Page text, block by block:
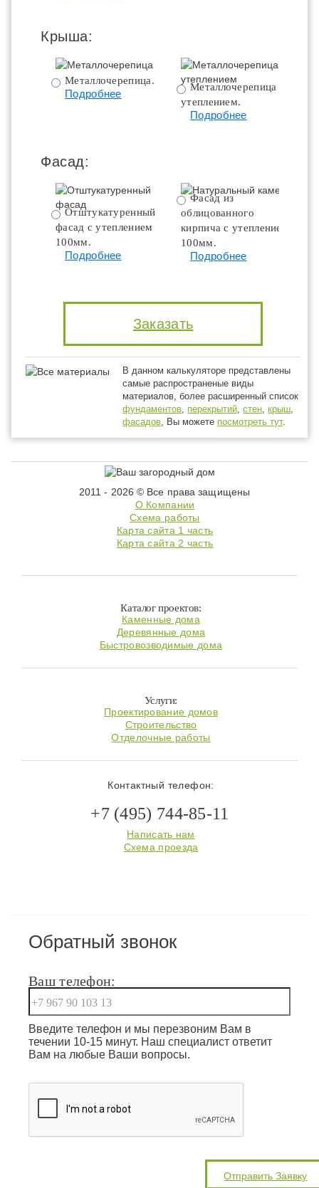
Крыша:
Металлочерепица.
Подробнее
Металлочерепица с
утеплением.
Подробнее
Фасад:
Отштукатуренный
фасад с утеплением
100мм.
Подробнее
Фасад из
облицованного
кирпича с утеплением
100мм.
Подробнее
Заказать
В данном калькуляторе представлены
самые распространеные виды
материалов, более расширенный список
фундаментов, перекрытий,стен,крыш,
фасадов, Вы можете посмотреть тут.
2011 - 2026 © Все права защищены
О Компании
Схема работы
Карта сайта 1 часть
Карта сайта 2 часть
Каталог проектов:
Каменные дома
Деревянные дома
Быстровозводимые дома
Услуги:
Проектирование домов
Строительство
Отделочные работы
Контактный телефон:
+7 (495) 744-85-11
Написать нам
Схема проезда
Обратный звонок
Ваш телефон:
Введите телефон и мы перезвоним Вам в
течении 10-15 минут. Наш специалист ответит
Вам на любые Ваши вопросы.